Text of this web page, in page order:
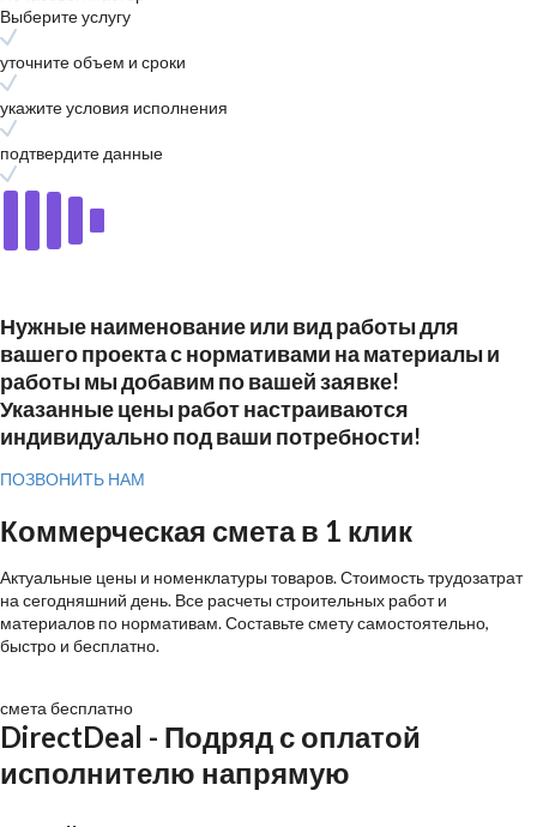
Выберите услугу
уточните объем и сроки
укажите условия исполнения
подтвердите данные
Нужные наименование или вид работы для
вашего проекта с нормативами на материалы и
работы мы добавим по вашей заявке!
Указанные цены работ настраиваются
индивидуально под ваши потребности!
ПОЗВОНИТЬ НАМ
Коммерческая смета в 1 клик
Актуальные цены и номенклатуры товаров. Стоимость трудозатрат
на сегодняшний день. Все расчеты строительных работ и
материалов по нормативам. Составьте смету самостоятельно,
быстро и бесплатно.
смета бесплатно
DirectDeal - Подряд с оплатой
исполнителю напрямую